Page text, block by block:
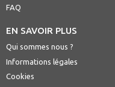
FAQ
EN SAVOIR PLUS
Qui sommes nous ?
Informations légales
Cookies